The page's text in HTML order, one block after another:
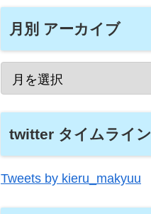
月別 アーカイブ
twitter タイムライン
Tweets by kieru_makyuu